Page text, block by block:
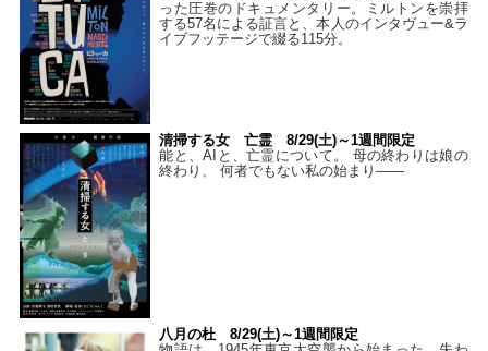
った圧巻のドキュメンタリー。ミルトンを崇拝
する57名による証言と、本人のインタヴュー&ラ
イブフッテージで綴る115分。
清掃する女 亡霊 8/29(土)～1週間限定
能と、AIと、亡霊について。 母の終わりは娘の
終わり、 何者でもない私の始まり――
八月の杜 8/29(土)～1週間限定